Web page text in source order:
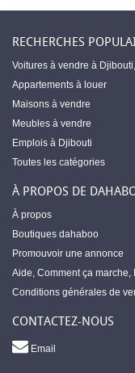
RECHERCHES
Voitures à vendre à Djibouti,
Appartements à louer
Maisons à vendre
Meubles à vendre
Emplois à Djibouti
Toutes les catégories
À PROPOS DE
À propos
Boutiques dahaboo
Promouvoir une annonce
Aide, Comment ça marche,
Conditions générales de
CONTACTEZ-NOUS
Email